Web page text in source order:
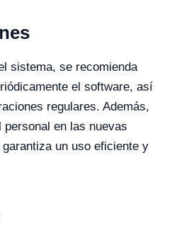
sistema, se recomienda
el software, así
regulares. Además,
en las nuevas
un uso eficiente y